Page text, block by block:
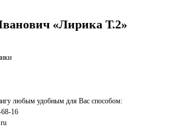
«Лирика Т.2»
любым удобным для Вас способом:
16